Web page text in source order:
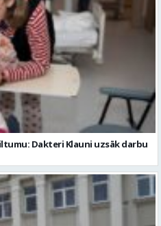
Dakteri Klauni uzsāk darbu